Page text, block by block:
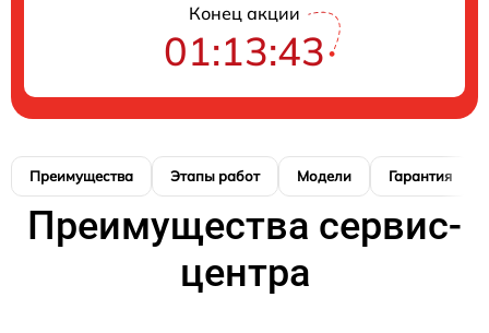
Конец акции
01:13:42
Преимущества Этапы работ Модели Гарантия
Преимущества сервис-
центра